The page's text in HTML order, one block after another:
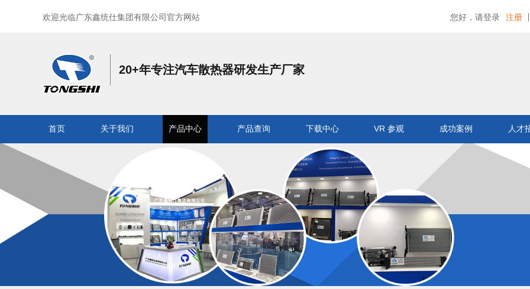
欢迎光临广东鑫统仕集团有限公司官方网站 您好，请登录 注册
20+年专注汽车散热器研发生产厂家
首页 关于我们 产品中心 产品查询 下载中心 VR 参观 成功案例 人才